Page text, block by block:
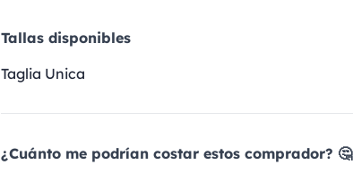
Tallas disponibles
Taglia Unica
¿Cuánto me podrían costar estos comprador? 🤔